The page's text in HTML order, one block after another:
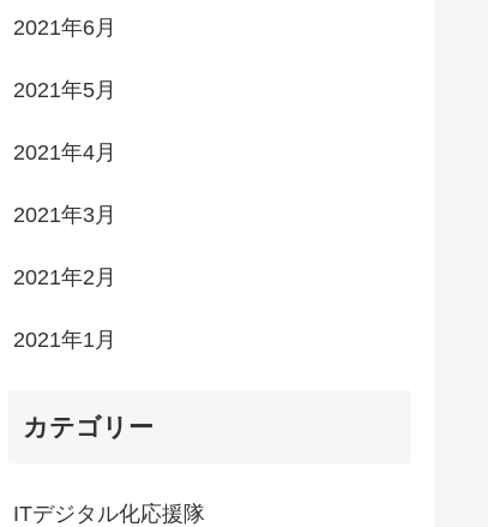
2021年6月
2021年5月
2021年4月
2021年3月
2021年2月
2021年1月
カテゴリー
ITデジタル化応援隊